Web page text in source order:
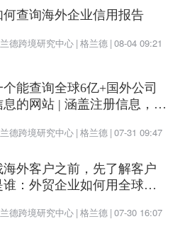
面。那么公司页面有什么
，展示公司基本信息；通过
的产品。由于这些资料可以
，因此也相当于给官网做
布Update更新的，这个功能
何查询海外企业信用报告
德跨境研究中心 | 格兰德 | 08-04 09:21
个能查询全球6亿+国外公司
息的网站 | 涵盖注册信息，股
德跨境研究中心 | 格兰德 | 07-31 09:47
海外客户之前，先了解客户
谁：外贸企业如何用全球企
德跨境研究中心 | 格兰德 | 07-30 16:07